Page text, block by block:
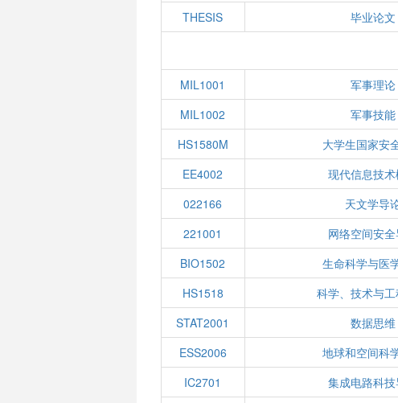
THESIS 毕业论文
MIL1001 军事理论
MIL1002
军事技能
HS1580M
大学生国家安
EE4002
现代信息技
022166
天文学导
221001
网络空间安
BIO1502
生命科学与医
HS1518
科学、技术与
STAT2001
数据思维
ESS2006
地球和空间科
IC2701
集成电路科